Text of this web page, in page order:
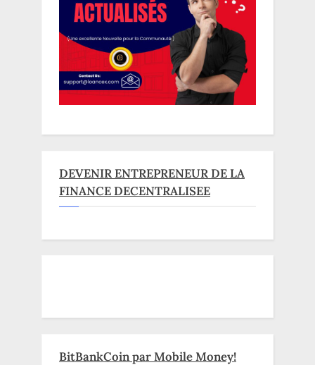
DEVENIR ENTREPRENEUR DE LA
FINANCE DECENTRALISEE
BitBankCoin par Mobile Money!